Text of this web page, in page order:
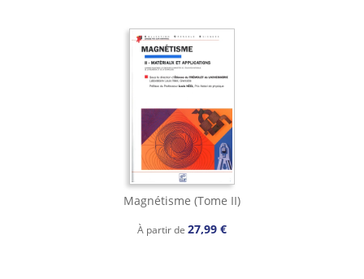
Magnétisme (Tome II)
À partir de 27,99 €